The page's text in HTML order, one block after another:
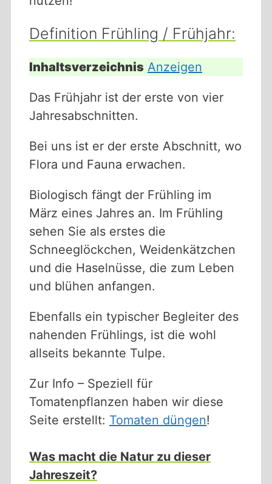
Definition Frühling / Frühjahr:
Inhaltsverzeichnis Anzeigen
Das Frühjahr ist der erste von vier
Jahresabschnitten.
Bei uns ist er der erste Abschnitt, wo
Flora und Fauna erwachen.
Biologisch fängt der Frühling im
März eines Jahres an. Im Frühling
sehen Sie als erstes die
Schneeglöckchen, Weidenkätzchen
und die Haselnüsse, die zum Leben
und blühen anfangen.
Ebenfalls ein typischer Begleiter des
nahenden Frühlings, ist die wohl
allseits bekannte Tulpe.
Zur Info – Speziell für
Tomatenpflanzen haben wir diese
Seite erstellt: Tomaten düngen!
Was macht die Natur zu dieser
Jahreszeit?